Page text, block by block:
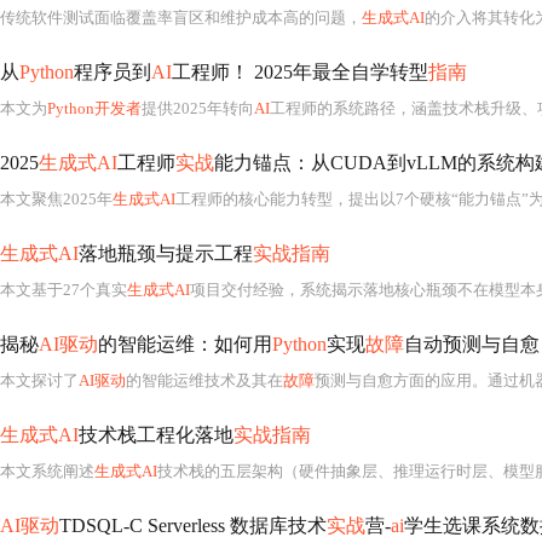
传统软件测试面临覆盖率盲区和维护成本高的问题， 生成式AI的介入将其转化
从Python程序员到 AI工程师！ 2025年最全自学转型指南
本文为Python开发者提供2025年转向AI工程师的系统路径，涵盖技术栈升级、
2025生成式AI工程师实战能力锚点：从CUDA到vLLM的系统构
本文聚焦2025年生成式AI工程师的核心能力转型，提出以7个硬核“能力锚点”
生成式AI落地瓶颈与提示工程实战指南
本文基于27个真实生成式AI项目交付经验，系统揭示落地核心瓶颈不在模型本身，而在业务规则显性化、提示设计契约化及多层校验体系构建。重点阐述提示工程本质是定义可验证的输出契约，提出‘契约树’设计法；强调数据准备重在业务闭环性与
揭秘AI驱动的智能运维：如何用Python实现故障自动预测与自
本文探讨了AI驱动的智能运维技术及其在故障预测与自愈方面的应用。通过机器学习和深度学习方
生成式AI技术栈工程化落地实战指南
本文系统阐述生成式AI技术栈的五层架构（硬件抽象层、推理运行时层、模型服务层、应用编排层、业务集成层），详解vLLM推理引擎选型依据、Qdrant+PGVector混合向量检索架构、自研PromptHub设计逻辑，并给出从许可证审查、
AI驱动TDSQL-C Serverless 数据库技术实战营-ai学生选课系统